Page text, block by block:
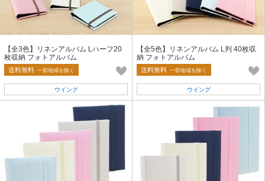
【全3色】リネンアルバム Lハーフ20
枚収納 フォトアルバム
送料無料 一部地域を除く
ウイング
【全5色】リネンアルバム L判 40枚収
納 フォトアルバム
送料無料 一部地域を除く
ウイング